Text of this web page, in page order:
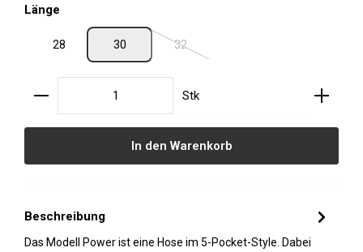
Länge
28 30 32(Diese Option ist zurzeit nicht
Produkt Anzahl: Gib den gewünschten Wert ein
Stk
In den Warenkorb
Beschreibung
Das Modell Power ist eine Hose im 5-Pocket-Style. Dabei